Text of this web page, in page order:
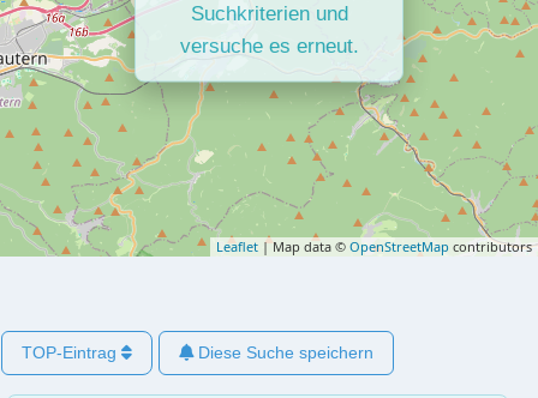
Leaflet | Map data © OpenStreetMap contributors
Suchkriterien und
versuche es erneut.
TOP-Eintrag Diese Suche speichern